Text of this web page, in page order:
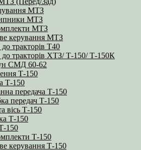
МТЗ
МТЗ
МТЗ
керування МТЗ
тракторів Т40
до тракторів ХТЗ/ Т-150/ Т-150К
СМД 60-62
Т-150
Т-150
передача Т-150
передач Т-150
вісь Т-150
Т-150
150
Т-150
керування Т-150